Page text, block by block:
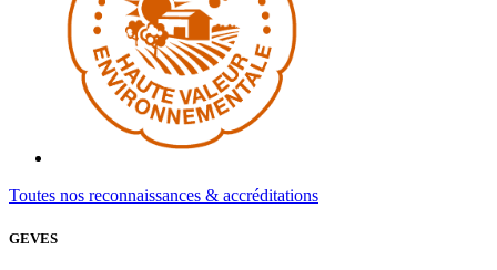
Toutes nos reconnaissances & accréditations
GEVES